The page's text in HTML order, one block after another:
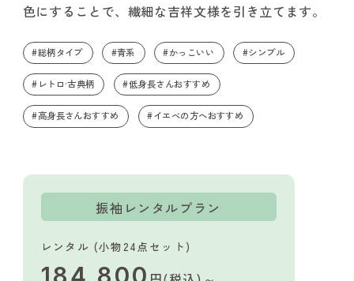
色にすることで、繊細な吉祥文様を引き立てます。
#総柄タイプ #青系 #かっこいい #シンプル
#レトロ·古典柄 #低身長さんおすすめ
#高身長さんおすすめ #イエベの方へおすすめ
振袖レンタルプラン
レンタル (小物24点セット)